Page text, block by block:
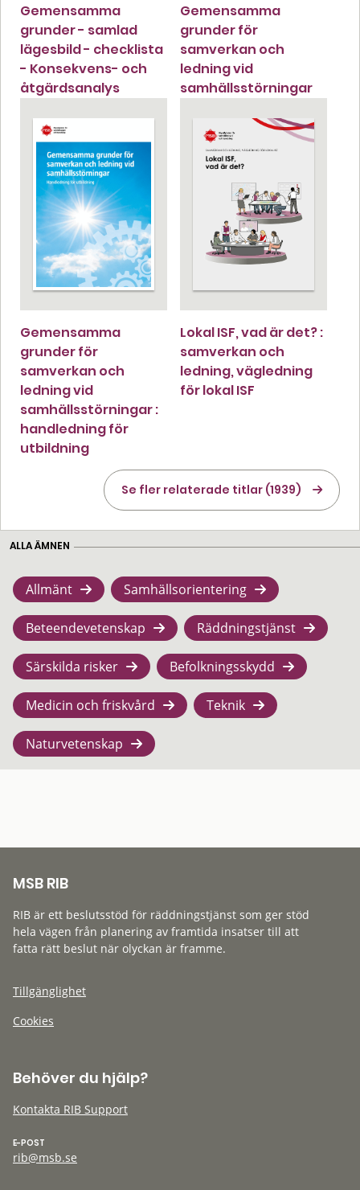
Gemensamma
grunder - samlad
lägesbild - checklista
- Konsekvens- och
åtgärdsanalys
Gemensamma
grunder för
samverkan och
ledning vid
samhällsstörningar
Gemensamma
grunder för
samverkan och
ledning vid
samhällsstörningar :
handledning för
utbildning
Lokal ISF, vad är det? :
samverkan och
ledning, vägledning
för lokal ISF
Se fler relaterade titlar (1939)
ALLA ÄMNEN
Allmänt Samhällsorientering
Beteendevetenskap Räddningstjänst
Särskilda risker Befolkningsskydd
Medicin och friskvård Teknik
Naturvetenskap
MSB RIB
RIB är ett beslutsstöd för räddningstjänst som ger stöd
hela vägen från planering av framtida insatser till att
fatta rätt beslut när olyckan är framme.
Tillgänglighet
Cookies
Behöver du hjälp?
Kontakta RIB Support
E-POST
rib@msb.se